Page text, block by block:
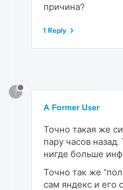
причина?
1 Reply
?
A Former User
Точно такая же
пару часов
нигде больше
Точно так же
сам яндекс и его